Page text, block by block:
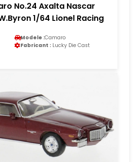
No.24 Axalta Nascar
1/64 Lionel Racing
Modele :Camaro
Fabricant : Lucky Die Cast